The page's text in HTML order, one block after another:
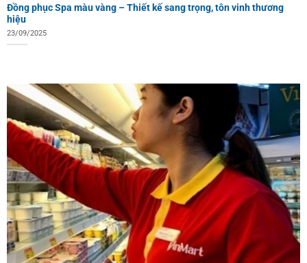
Đồng phục Spa màu vàng – Thiết kế sang trọng, tôn vinh thương
hiệu
23/09/2025